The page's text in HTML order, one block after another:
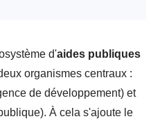
d'aides publiques
organismes centraux :
de développement) et
À cela s'ajoute le